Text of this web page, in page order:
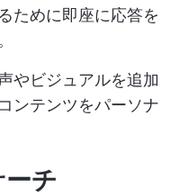
ために即座に応答を
やビジュアルを追加
ンテンツをパーソナ
チ